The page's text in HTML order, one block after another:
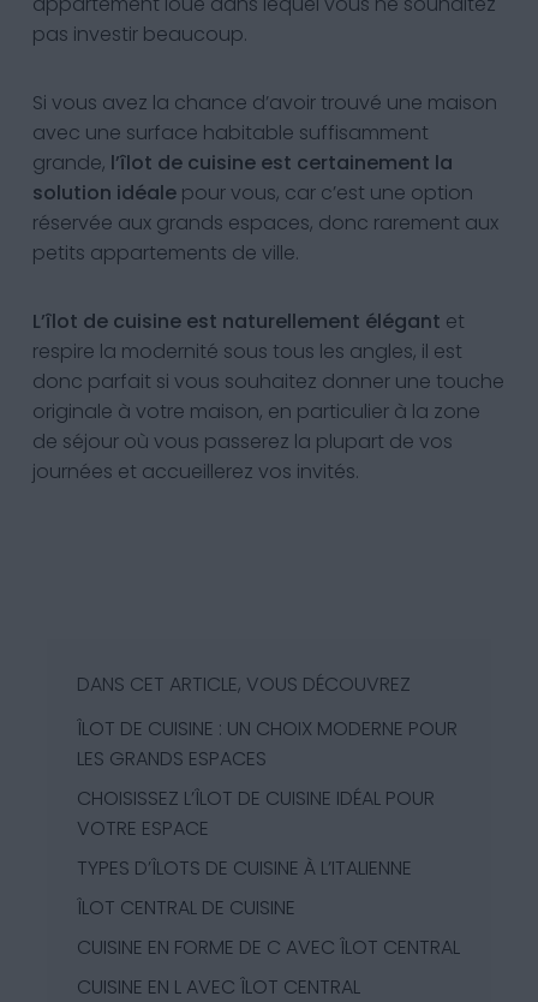
pas investir beaucoup.
Si vous avez la chance d’avoir trouvé une maison
avec une surface habitable suffisamment
grande, l’îlot de cuisine est certainement la
solution idéale pour vous, car c’est une option
réservée aux grands espaces, donc rarement aux
petits appartements de ville.
L’îlot de cuisine est naturellement élégant et
respire la modernité sous tous les angles, il est
donc parfait si vous souhaitez donner une touche
originale à votre maison, en particulier à la zone
de séjour où vous passerez la plupart de vos
journées et accueillerez vos invités.
DANS CET ARTICLE, VOUS DÉCOUVREZ
ÎLOT DE CUISINE : UN CHOIX MODERNE POUR
LES GRANDS ESPACES
CHOISISSEZ L’ÎLOT DE CUISINE IDÉAL POUR
VOTRE ESPACE
TYPES D’ÎLOTS DE CUISINE À L’ITALIENNE
ÎLOT CENTRAL DE CUISINE
CUISINE EN FORME DE C AVEC ÎLOT CENTRAL
CUISINE EN L AVEC ÎLOT CENTRAL